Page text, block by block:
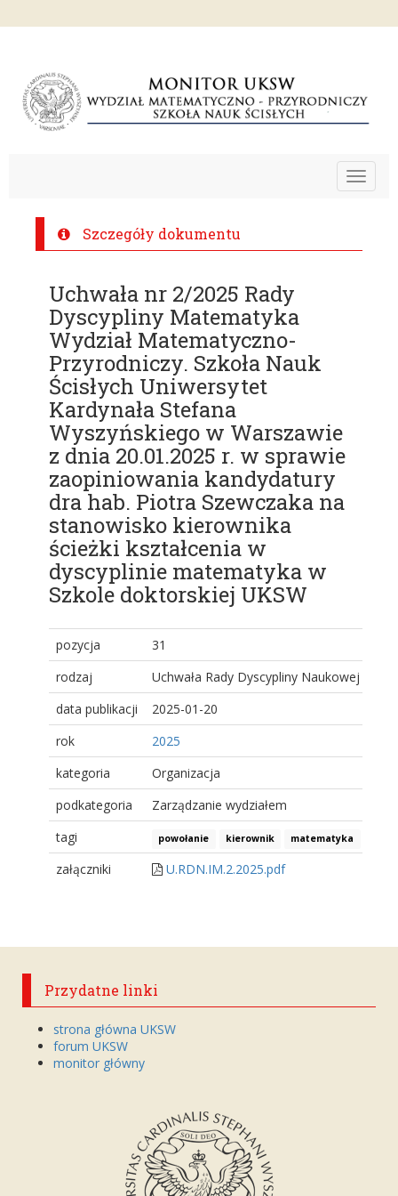
Toggle
Szczegóły dokumentu
Uchwała nr 2/2025 Rady
Dyscypliny Matematyka
Wydział Matematyczno-
Przyrodniczy. Szkoła Nauk
Ścisłych Uniwersytet
Kardynała Stefana
Wyszyńskiego w Warszawie
z dnia 20.01.2025 r. w sprawie
zaopiniowania kandydatury
dra hab. Piotra Szewczaka na
stanowisko kierownika
ścieżki kształcenia w
dyscyplinie matematyka w
Szkole doktorskiej UKSW
pozycja
31
rodzaj
Uchwała Rady Dyscypliny Naukowej
data publikacji
2025-01-20
rok
2025
kategoria
Organizacja
podkategoria
Zarządzanie wydziałem
tagi
powołanie kierownik matematyka
załączniki U.RDN.IM.2.2025.pdf
Przydatne linki
strona główna UKSW
forum UKSW
monitor główny